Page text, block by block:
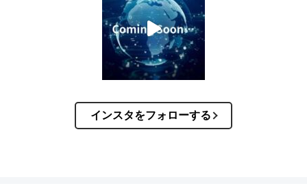
インスタをフォローする